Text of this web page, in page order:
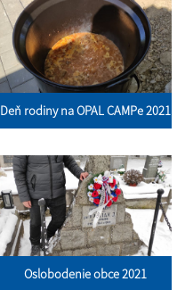
Deň rodiny na OPAL CAMPe 2021
Oslobodenie obce 2021